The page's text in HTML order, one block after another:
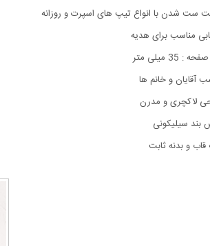
ست شدن با انواع تیپ های اسپرت و روزانه
مناسب برای هدیه
35 میلی متر
آقایان و خانم ها
لاکچری و مدرن
سیلیکونی
و بدنه ثابت